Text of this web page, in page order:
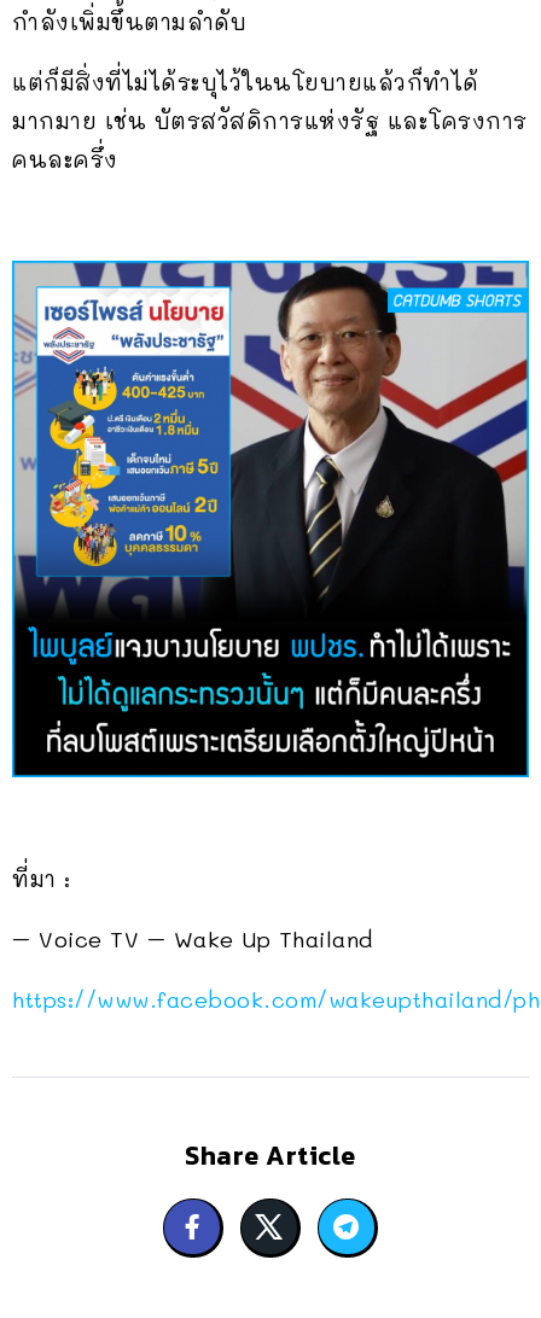
กำลังเพิ่มขึ้นตามลำดับ
แต่ก็มีสิ่งที่ไม่ได้ระบุไว้ในนโยบายแล้วก็ทำได้
มากมาย เช่น บัตรสวัสดิการแห่งรัฐ และโครงการ
คนละครึ่ง
ที่มา :
– Voice TV – Wake Up Thailand
https://www.facebook.com/wakeupthailand/
Share Article